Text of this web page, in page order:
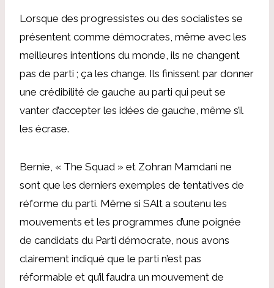
Lorsque des progressistes ou des socialistes se
présentent comme démocrates, même avec les
meilleures intentions du monde, ils ne changent
pas de parti ; ça les change. Ils finissent par donner
une crédibilité de gauche au parti qui peut se
vanter d’accepter les idées de gauche, même s’il
les écrase.
Bernie, « The Squad » et Zohran Mamdani ne
sont que les derniers exemples de tentatives de
réforme du parti. Même si SAlt a soutenu les
mouvements et les programmes d’une poignée
de candidats du Parti démocrate, nous avons
clairement indiqué que le parti n’est pas
réformable et qu’il faudra un mouvement de